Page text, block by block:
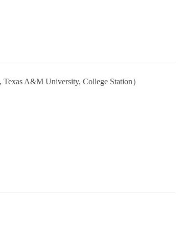
A&M University, College Station）